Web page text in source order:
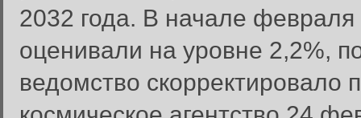
2032 года. В начале февраля
оценивали на уровне 2,2%,
ведомство скорректировало
Вход в систему
Введите имя пользователя и
Вход в систему
Имя пользователя: